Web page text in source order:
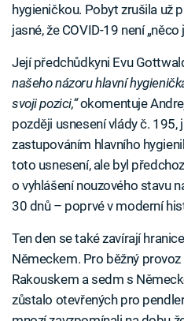
hygieničkou. Pobyt zrušila už
jasné, že COVID-19 není „něco
Její předchůdkyni Evu
našeho názoru hlavní
svoji pozici,“okomentuje
později usnesení vlády č. 195,
zastupováním hlavního
toto usnesení, ale byl
o vyhlášení nouzového stavu
30 dnů – poprvé v moderní
Ten den se také zavírají
Německem. Pro běžný
Rakouskem a sedm s
zůstalo otevřených pro